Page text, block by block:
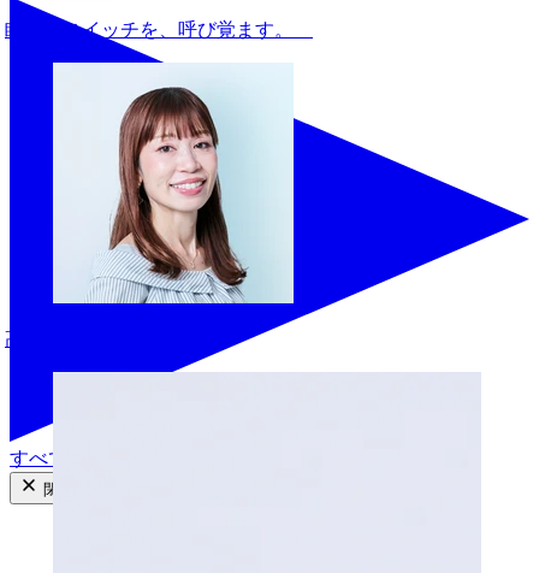
すべての商品を見る
閉じる
眠ったスイッチを、呼び覚ます。
高倉恵